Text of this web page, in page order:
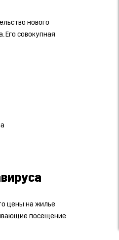
нового
Его совокупная
цены на жилье
посещение